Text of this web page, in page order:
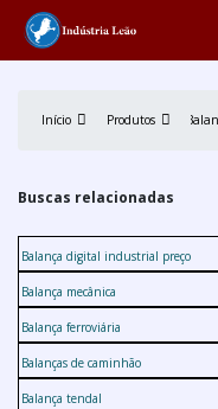
Início Produtos
Buscas relacionadas
Balança digital industrial preço
Balança mecânica
Balança ferroviária
Balanças de caminhão
Balança tendal